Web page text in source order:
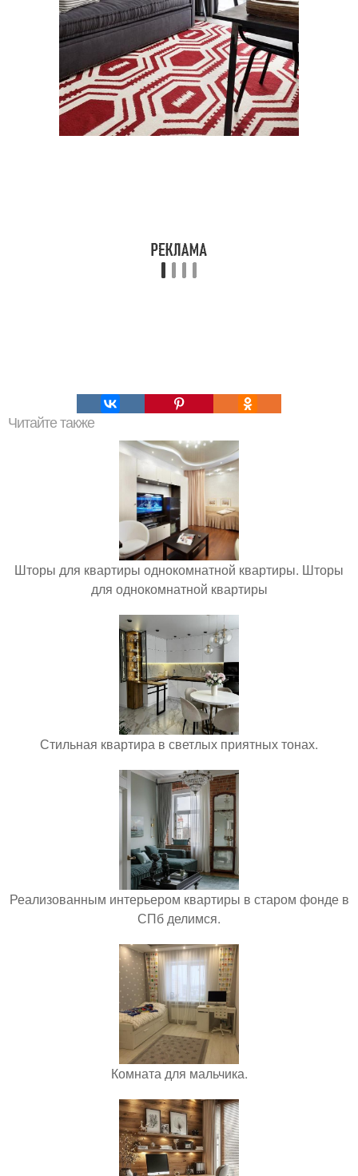
Читайте также
Шторы для квартиры однокомнатной квартиры. Шторы
для однокомнатной квартиры
Стильная квартира в светлых приятных тонах.
Реализованным интерьером квартиры в старом фонде в
СПб делимся.
Комната для мальчика.